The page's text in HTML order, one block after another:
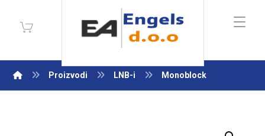
Proizvodi LNB-i Monoblock